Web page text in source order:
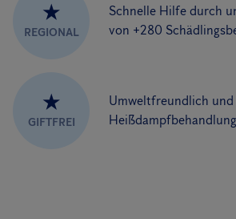
★
REGIONAL
Schnelle Hilfe durch
von +280
★
GIFTFREI
Umweltfreundlich
Heißdampfbehandlung